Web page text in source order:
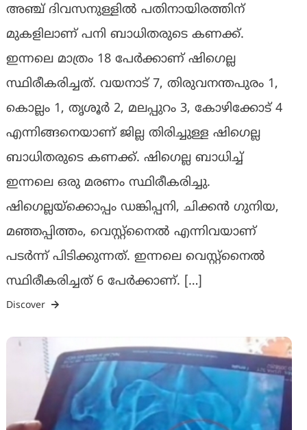
അഞ്ച് ദിവസനുള്ളില്‍ പതിനായിരത്തിന്
മുകളിലാണ് പനി ബാധിതരുടെ കണക്ക്.
ഇന്നലെ മാത്രം 18 പേര്‍ക്കാണ് ഷിഗെല്ല
സ്ഥിരീകരിച്ചത്. വയനാട് 7, തിരുവനന്തപുരം 1,
കൊല്ലം 1, തൃശൂര്‍ 2, മലപ്പുറം 3, കോഴിക്കോട് 4
എന്നിങ്ങനെയാണ് ജില്ല തിരിച്ചുള്ള ഷിഗെല്ല
ബാധിതരുടെ കണക്ക്. ഷിഗെല്ല ബാധിച്ച്
ഇന്നലെ ഒരു മരണം സ്ഥിരീകരിച്ചു.
ഷിഗെല്ലയ്‌ക്കൊപ്പം ഡങ്കിപ്പനി, ചിക്കന്‍ ഗുനിയ,
മഞ്ഞപ്പിത്തം, വെസ്റ്റ്‌നൈല്‍ എന്നിവയാണ്
പടര്‍ന്ന് പിടിക്കുന്നത്. ഇന്നലെ വെസ്റ്റ്‌നൈല്‍
സ്ഥിരീകരിച്ചത് 6 പേര്‍ക്കാണ്. […]
Discover